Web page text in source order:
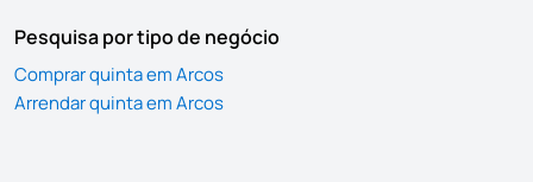
Pesquisa por tipo de negócio
Comprar quinta em Arcos
Arrendar quinta em Arcos